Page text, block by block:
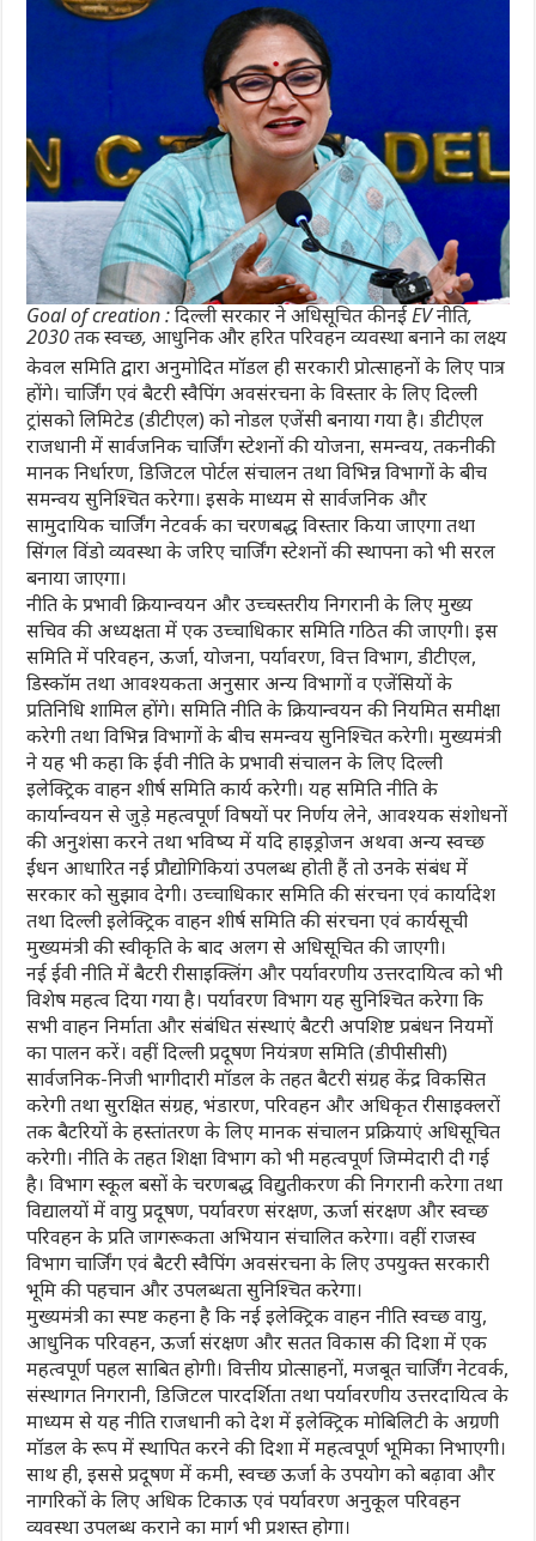
Goal of creation : दिल्ली सरकार ने अधिसूचित की नई EV नीति,
2030 तक स्वच्छ, आधुनिक और हरित परिवहन व्यवस्था बनाने का लक्ष्य
केवल समिति द्वारा अनुमोदित मॉडल ही सरकारी प्रोत्साहनों के लिए पात्र
होंगे। चार्जिंग एवं बैटरी स्वैपिंग अवसंरचना के विस्तार के लिए दिल्ली
ट्रांसको लिमिटेड (डीटीएल) को नोडल एजेंसी बनाया गया है। डीटीएल
राजधानी में सार्वजनिक चार्जिंग स्टेशनों की योजना, समन्वय, तकनीकी
मानक निर्धारण, डिजिटल पोर्टल संचालन तथा विभिन्न विभागों के बीच
समन्वय सुनिश्चित करेगा। इसके माध्यम से सार्वजनिक और
सामुदायिक चार्जिंग नेटवर्क का चरणबद्ध विस्तार किया जाएगा तथा
सिंगल विंडो व्यवस्था के जरिए चार्जिंग स्टेशनों की स्थापना को भी सरल
बनाया जाएगा।
नीति के प्रभावी क्रियान्वयन और उच्चस्तरीय निगरानी के लिए मुख्य
सचिव की अध्यक्षता में एक उच्चाधिकार समिति गठित की जाएगी। इस
समिति में परिवहन, ऊर्जा, योजना, पर्यावरण, वित्त विभाग, डीटीएल,
डिस्कॉम तथा आवश्यकता अनुसार अन्य विभागों व एजेंसियों के
प्रतिनिधि शामिल होंगे। समिति नीति के क्रियान्वयन की नियमित समीक्षा
करेगी तथा विभिन्न विभागों के बीच समन्वय सुनिश्चित करेगी। मुख्यमंत्री
ने यह भी कहा कि ईवी नीति के प्रभावी संचालन के लिए दिल्ली
इलेक्ट्रिक वाहन शीर्ष समिति कार्य करेगी। यह समिति नीति के
कार्यान्वयन से जुड़े महत्वपूर्ण विषयों पर निर्णय लेने, आवश्यक संशोधनों
की अनुशंसा करने तथा भविष्य में यदि हाइड्रोजन अथवा अन्य स्वच्छ
ईंधन आधारित नई प्रौद्योगिकियां उपलब्ध होती हैं तो उनके संबंध में
सरकार को सुझाव देगी। उच्चाधिकार समिति की संरचना एवं कार्यादेश
तथा दिल्ली इलेक्ट्रिक वाहन शीर्ष समिति की संरचना एवं कार्यसूची
मुख्यमंत्री की स्वीकृति के बाद अलग से अधिसूचित की जाएगी।
नई ईवी नीति में बैटरी रीसाइक्लिंग और पर्यावरणीय उत्तरदायित्व को भी
विशेष महत्व दिया गया है। पर्यावरण विभाग यह सुनिश्चित करेगा कि
सभी वाहन निर्माता और संबंधित संस्थाएं बैटरी अपशिष्ट प्रबंधन नियमों
का पालन करें। वहीं दिल्ली प्रदूषण नियंत्रण समिति (डीपीसीसी)
सार्वजनिक-निजी भागीदारी मॉडल के तहत बैटरी संग्रह केंद्र विकसित
करेगी तथा सुरक्षित संग्रह, भंडारण, परिवहन और अधिकृत रीसाइक्लरों
तक बैटरियों के हस्तांतरण के लिए मानक संचालन प्रक्रियाएं अधिसूचित
करेगी। नीति के तहत शिक्षा विभाग को भी महत्वपूर्ण जिम्मेदारी दी गई
है। विभाग स्कूल बसों के चरणबद्ध विद्युतीकरण की निगरानी करेगा तथा
विद्यालयों में वायु प्रदूषण, पर्यावरण संरक्षण, ऊर्जा संरक्षण और स्वच्छ
परिवहन के प्रति जागरूकता अभियान संचालित करेगा। वहीं राजस्व
विभाग चार्जिंग एवं बैटरी स्वैपिंग अवसंरचना के लिए उपयुक्त सरकारी
भूमि की पहचान और उपलब्धता सुनिश्चित करेगा।
मुख्यमंत्री का स्पष्ट कहना है कि नई इलेक्ट्रिक वाहन नीति स्वच्छ वायु,
आधुनिक परिवहन, ऊर्जा संरक्षण और सतत विकास की दिशा में एक
महत्वपूर्ण पहल साबित होगी। वित्तीय प्रोत्साहनों, मजबूत चार्जिंग नेटवर्क,
संस्थागत निगरानी, डिजिटल पारदर्शिता तथा पर्यावरणीय उत्तरदायित्व के
माध्यम से यह नीति राजधानी को देश में इलेक्ट्रिक मोबिलिटी के अग्रणी
मॉडल के रूप में स्थापित करने की दिशा में महत्वपूर्ण भूमिका निभाएगी।
साथ ही, इससे प्रदूषण में कमी, स्वच्छ ऊर्जा के उपयोग को बढ़ावा और
नागरिकों के लिए अधिक टिकाऊ एवं पर्यावरण अनुकूल परिवहन
व्यवस्था उपलब्ध कराने का मार्ग भी प्रशस्त होगा।